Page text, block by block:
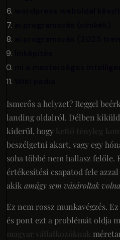
Ismerős a helyzet? Reggel
landing oldalról. Délben
kiderül, hogy
kettő tényleg
beszélgetni akart, vagy egy
soha többé nem hallasz felőle.
értékesítési csapatod fele
akikamúgy sem vásároltak volna
Ez nem rossz munkavégzés.
és pont ezt a problémát oldja
magyar vállalkozóknak